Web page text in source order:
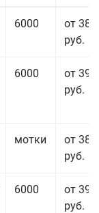
6000
от 38
руб.
6000
от 39
руб.
мотки
от 38
руб.
6000
от 39
руб.